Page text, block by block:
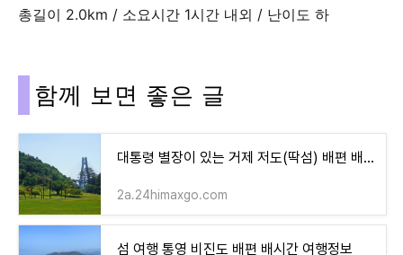
총길이 2.0km / 소요시간 1시간 내외 / 난이도 하
함께 보면 좋은 글
대통령 별장이 있는 거제 저도(딱섬) 배편 배시간표 섬 여행정보
2a.24himaxgo.com
섬 여행 통영 비진도 배편 배시간 여행정보